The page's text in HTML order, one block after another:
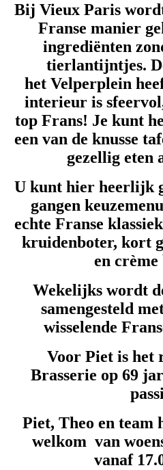
Bij Vieux Paris
Franse manier
ingrediënten
tierlantijntjes.
het Velperplein
interieur is
top Frans! Je kunt
een van de knusse
gezellig eten
U kunt hier heerlijk
gangen
echte Franse
kruidenboter, kort
en
Wekelijks wordt
samengesteld
wisselende
Voor Piet is het
Brasserie op 69
Piet, Theo en team
welkom van
vanaf